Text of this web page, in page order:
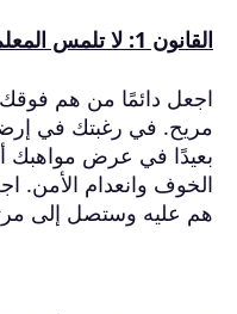
القانون 1: لا تلمس المعلم أبدًا
اجعل دائمًا من هم
مريح. في رغبتك في
بعيدًا في عرض مواهبك
الخوف وانعدام الأمن.
هم عليه وستصل إلى